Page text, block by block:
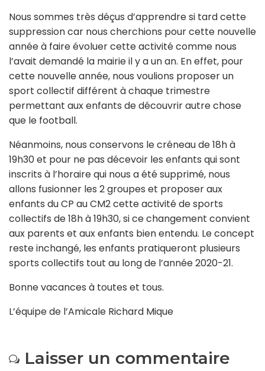
Nous sommes très déçus d’apprendre si tard cette
suppression car nous cherchions pour cette nouvelle
année à faire évoluer cette activité comme nous
l’avait demandé la mairie il y a un an. En effet, pour
cette nouvelle année, nous voulions proposer un
sport collectif différent à chaque trimestre
permettant aux enfants de découvrir autre chose
que le football.
Néanmoins, nous conservons le créneau de 18h à
19h30 et pour ne pas décevoir les enfants qui sont
inscrits à l’horaire qui nous a été supprimé, nous
allons fusionner les 2 groupes et proposer aux
enfants du CP au CM2 cette activité de sports
collectifs de 18h à 19h30, si ce changement convient
aux parents et aux enfants bien entendu. Le concept
reste inchangé, les enfants pratiqueront plusieurs
sports collectifs tout au long de l’année 2020-21.
Bonne vacances à toutes et tous.
L’équipe de l’Amicale Richard Mique
Laisser un commentaire